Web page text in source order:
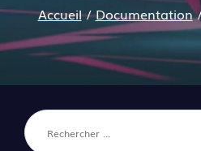
Accueil/Documentation